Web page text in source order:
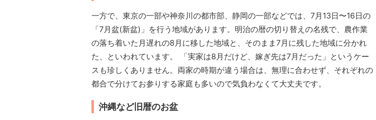
一方で、東京の一部や神奈川の都市部、静岡の一部などでは、7月13日〜16日の
「7月盆(新盆)」を行う地域があります。明治の暦の切り替えの名残で、農作業
の落ち着いた月遅れの8月に移した地域と、そのまま7月に残した地域に分かれ
た、といわれています。 「実家は8月だけど、嫁ぎ先は7月だった」というケー
スも珍しくありません。両家の時期が違う場合は、無理に合わせず、それぞれの
都合で分けてお参りする家庭も多いので気負わなくて大丈夫です。
沖縄など旧暦のお盆